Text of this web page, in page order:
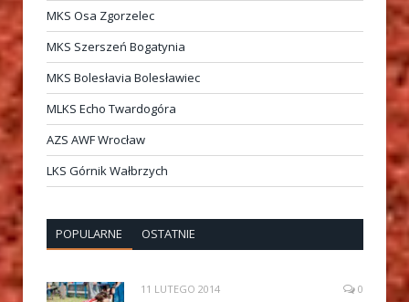
MKS Osa Zgorzelec
MKS Szerszeń Bogatynia
MKS Bolesłavia Bolesławiec
MLKS Echo Twardogóra
AZS AWF Wrocław
LKS Górnik Wałbrzych
POPULARNE OSTATNIE
11 LUTEGO 2014 0